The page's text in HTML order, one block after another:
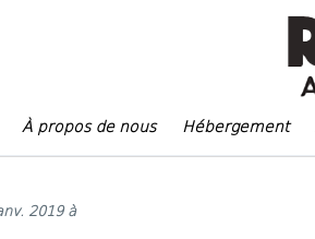
À propos de nous Hébergement
2019 à